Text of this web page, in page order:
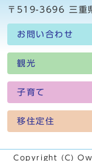
〒519-3696 三重
お問い合わせ
観光
子育て
移住定住
Copyright (C)